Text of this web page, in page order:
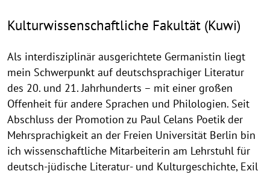
Kulturwissenschaftliche Fakultät (Kuwi)
Als interdisziplinär ausgerichtete Germanistin liegt
mein Schwerpunkt auf deutschsprachiger Literatur
des 20. und 21. Jahrhunderts – mit einer großen
Offenheit für andere Sprachen und Philologien. Seit
Abschluss der Promotion zu Paul Celans Poetik der
Mehrsprachigkeit an der Freien Universität Berlin bin
ich wissenschaftliche Mitarbeiterin am Lehrstuhl für
deutsch-jüdische Literatur- und Kulturgeschichte, Exil